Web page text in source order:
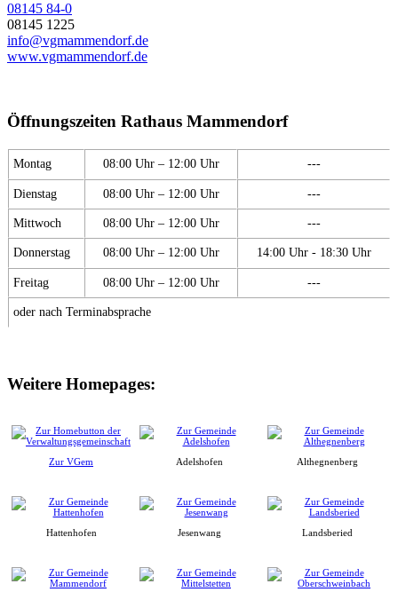
08145 84-0
08145 1225
info@vgmammendorf.de
www.vgmammendorf.de
Öffnungszeiten Rathaus Mammendorf
Montag 08:00 Uhr – 12:00 Uhr ---
Dienstag 08:00 Uhr – 12:00 Uhr ---
Mittwoch 08:00 Uhr – 12:00 Uhr ---
Donnerstag 08:00 Uhr – 12:00 Uhr 14:00 Uhr - 18:30 Uhr
Freitag 08:00 Uhr – 12:00 Uhr ---
oder nach Terminabsprache
Weitere Homepages:
Zur VGem Adelshofen Althegnenberg
Hattenhofen Jesenwang Landsberied